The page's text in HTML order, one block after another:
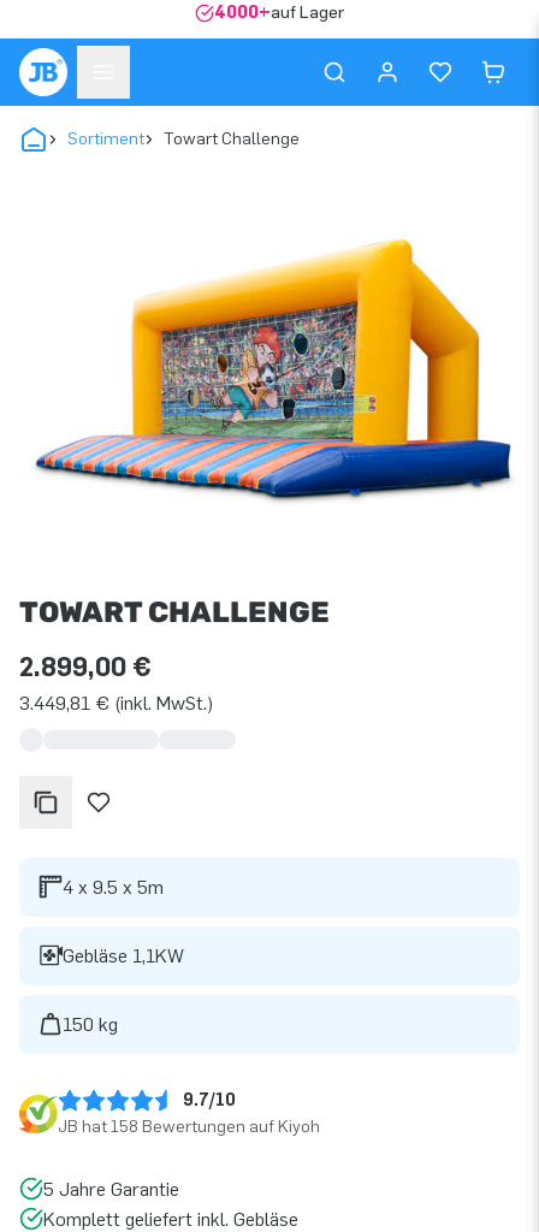
4000+auf Lager
Sortiment Towart Challenge
TOWART CHALLENGE
2.899,00 €
3.449,81 € (inkl. MwSt.)
4 x 9.5 x 5m
Gebläse 1,1KW
150 kg
9.7/10
JB hat 158 Bewertungen auf Kiyoh
5 Jahre Garantie
Komplett geliefert inkl. Gebläse